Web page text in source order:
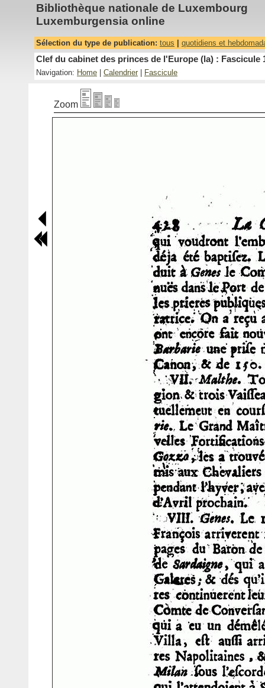
Bibliothèque nationale de Luxembourg
Luxemburgensia online
Sélection du type de publication: tous quotidiens et
Clef du cabinet des princes de l'Europe (la) : Fascicule
Navigation: Home Calendrier Fascicule
Zoom